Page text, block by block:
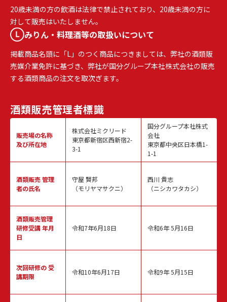
20歳未満の方の飲酒は法律で禁止されており、20歳未満の方に
対して販売はいたしません。
みりん・料理酒等の取扱いについて
掲載商品名頭に「L」のつく商品につきましては、弊社の酒類販
売媒介業免許に基づき、弊社が国分グループ本社株式会社の販売
する酒類商品の注文を取次ぎます。
酒類販売管理者標識
販売場の名称
及び所在地
酒類販売管理
者の氏名
酒類販売管理
研修受講 年月
日
次回研修の受
講期限
株式会社ミクリード
東京都新宿区西新宿2-
3-1
守屋 賢邦
（モリヤマサクニ）
令和7年6月18日
令和10年6月17日
国分グループ本社株式
会社
東京都中央区日本橋1-
1-1
西川 貴志
（ニシカワタカシ）
令和6年 5月16日
令和9年 5月15日